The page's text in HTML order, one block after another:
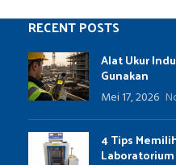
RECENT POSTS
Alat Ukur
Gunakan
Mei 17, 2026
4 Tips
Laboratorium